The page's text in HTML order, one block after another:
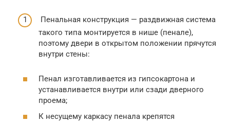
Пенальная конструкция — раздвижная система
такого типа монтируется в нише (пенале),
поэтому двери в открытом положении прячутся
внутри стены:
Пенал изготавливается из гипсокартона и
устанавливается внутри или сзади дверного
проема;
К несущему каркасу пенала крепятся